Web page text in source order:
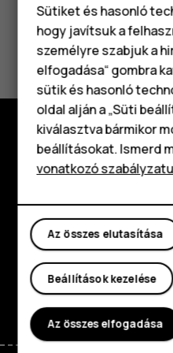
Klasszikus
Tartozékok
Táblagépek
Hasznosnak találtad?
Igen Nem
Fedezd fel
Planet and people
Támogatás
FacebookInstagram
Tiktok
Sütiket és hasonló
hogy javítsuk a
személyre szabjuk a
elfogadása“ gombra
sütik és hasonló
oldal alján a „Süti
kiválasztva bármikor
beállításokat. Ismerd
vonatkozó
Az összes elutasítása
Beállítások kezelése
Az összes elfogadása